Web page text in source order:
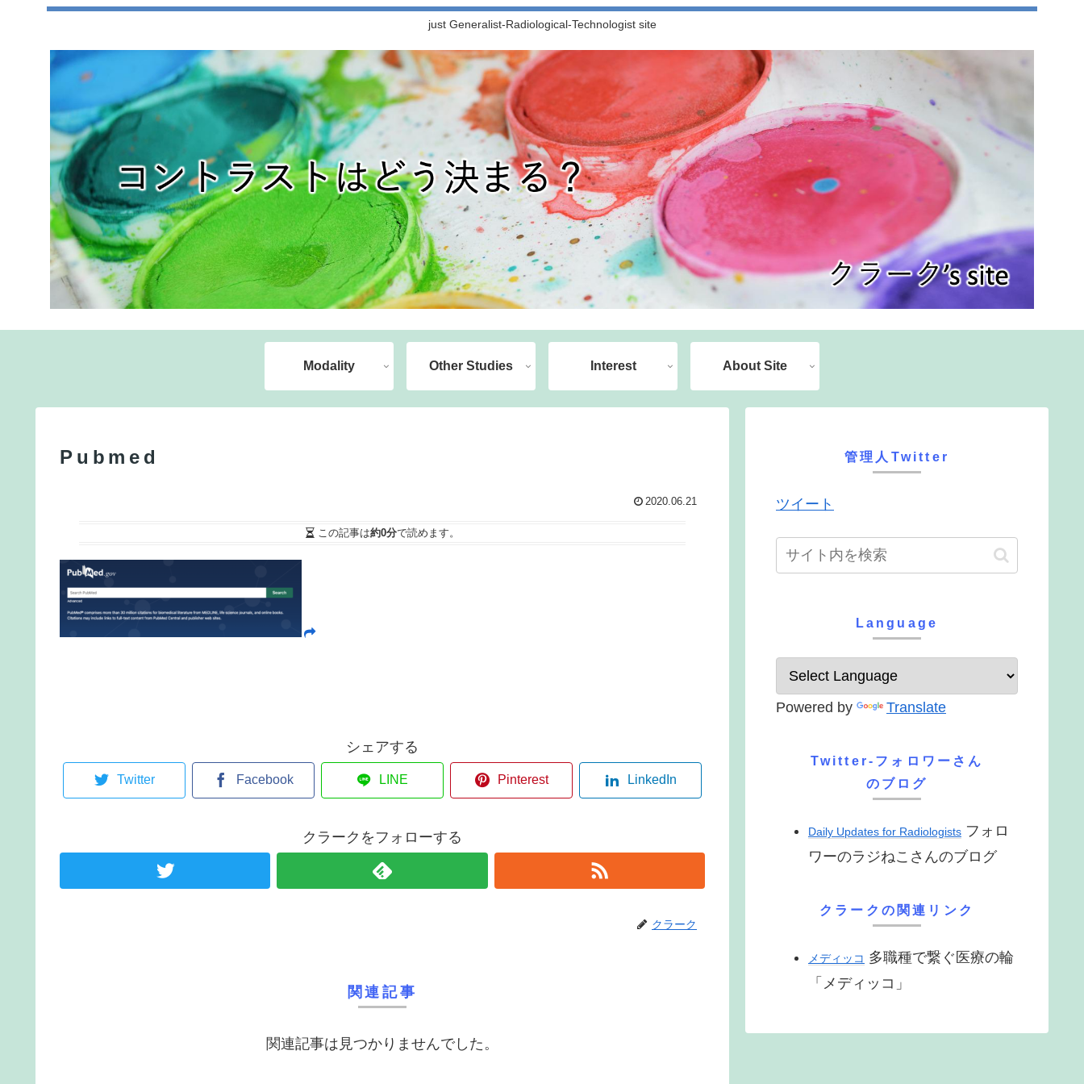
just Generalist-Radiological-Technologist site
Modality Other Studies Interest About Site
Pubmed
2020.06.21
この記事は約0分で読めます。
シェアする
Twitter Facebook LINE Pinterest LinkedIn
クラークをフォローする
クラーク
関連記事
関連記事は見つかりませんでした。
管理人Twitter
ツイート
Language
Powered by Translate
Twitter-フォロワーさん
のブログ
Daily Updates for Radiologists フォロ
ワーのラジねこさんのブログ
クラークの関連リンク
メディッコ 多職種で繋ぐ医療の輪
「メディッコ」